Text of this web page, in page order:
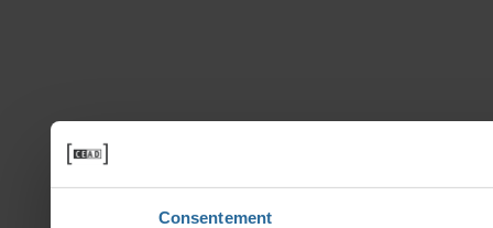
Consentement